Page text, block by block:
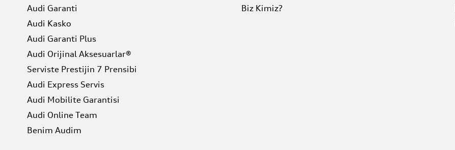
Audi Garanti
Audi Kasko
Audi Garanti Plus
Audi Orijinal Aksesuarlar®
Serviste Prestijin 7 Prensibi
Audi Express Servis
Audi Mobilite Garantisi
Audi Online Team
Benim Audim
Biz Kimiz?